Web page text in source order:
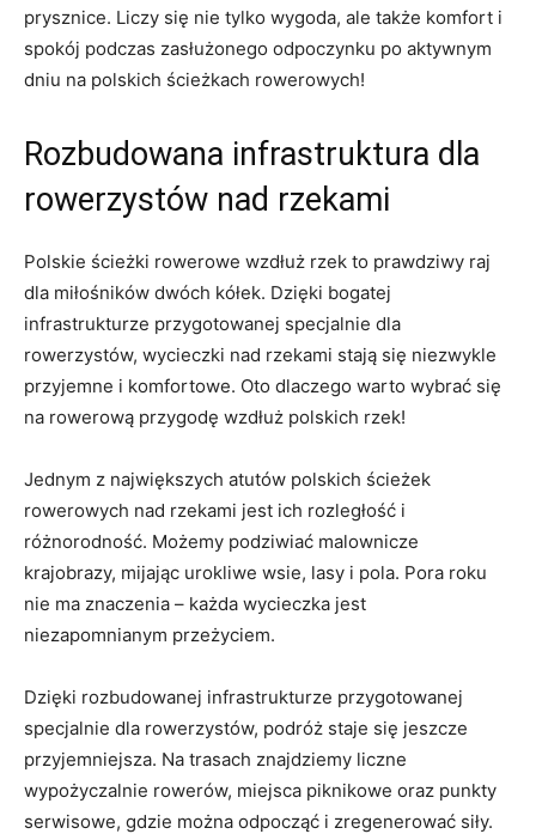
‍prysznice. Liczy się nie tylko wygoda, ale także komfort i
spokój podczas zasłużonego odpoczynku po aktywnym
dniu na polskich ścieżkach rowerowych!
Rozbudowana infrastruktura dla
rowerzystów nad rzekami
Polskie ścieżki rowerowe wzdłuż rzek to prawdziwy raj
dla miłośników dwóch kółek. Dzięki⁢ bogatej
infrastrukturze przygotowanej specjalnie dla
rowerzystów, wycieczki nad rzekami stają się niezwykle
przyjemne i komfortowe. Oto dlaczego warto wybrać się
na rowerową przygodę wzdłuż polskich rzek!
Jednym z największych atutów polskich ścieżek
rowerowych nad rzekami jest ich rozległość i
różnorodność. ⁤Możemy podziwiać malownicze
krajobrazy, mijając urokliwe wsie, lasy i pola. Pora roku
nie ma ‍znaczenia – każda wycieczka jest
niezapomnianym przeżyciem.
Dzięki rozbudowanej infrastrukturze przygotowanej
specjalnie‍ dla rowerzystów, podróż staje się ​jeszcze
przyjemniejsza. Na trasach znajdziemy liczne
wypożyczalnie rowerów, miejsca piknikowe oraz punkty
serwisowe, gdzie można ‍odpocząć i zregenerować siły.